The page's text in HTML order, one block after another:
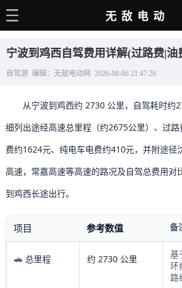
电动百科
充电站
用车百科
销量榜
经销商
无敌电动
宁波到鸡西自驾费用详解(过路费|油
自驾游 编辑：无敌电动网 2026-08-06 21:47:26
从宁波到鸡西约 2730 公里，自驾耗时约
细列出途经高速总里程（约2675公里）、过
费约1624元、纯电车电费约410元，并附途径
高速，常嘉高速等高速的路况及自驾总费用对
到鸡西长途出行。
项目 参考数值 备
🚗 总里程 约 2730 公里
基
环
路